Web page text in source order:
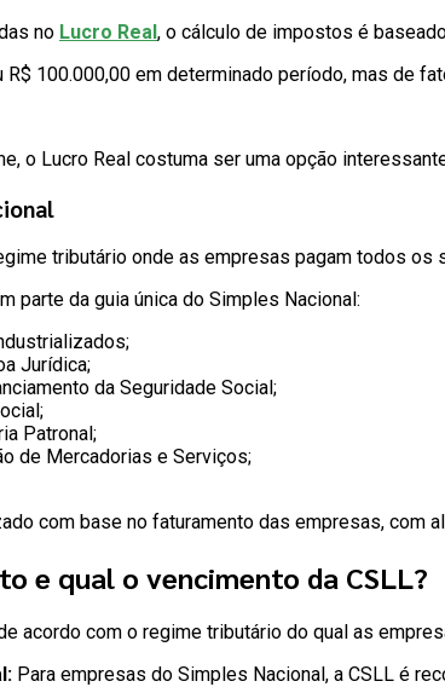
no Lucro Real , o cálculo de impostos é
100.000,00 em determinado período, mas de
o Lucro Real costuma ser uma opção
tributário onde as empresas pagam todos
parte da guia única do Simples Nacional:
Jurídica;
da Seguridade Social;
Patronal;
de Mercadorias e Serviços;
com base no faturamento das empresas, com
e qual o vencimento da CSLL?
acordo com o regime tributário do qual as
Para empresas do Simples Nacional, a CSLL é